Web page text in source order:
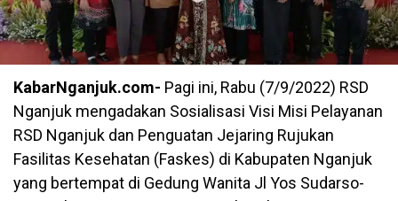
KabarNganjuk.com- Pagi ini, Rabu (7/9/2022) RSD
Nganjuk mengadakan Sosialisasi Visi Misi Pelayanan
RSD Nganjuk dan Penguatan Jejaring Rujukan
Fasilitas Kesehatan (Faskes) di Kabupaten Nganjuk
yang bertempat di Gedung Wanita Jl Yos Sudarso-